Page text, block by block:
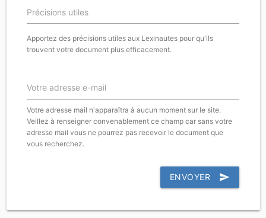
Précisions utiles
Apportez des précisions utiles aux Lexinautes pour qu'ils
trouvent votre document plus efficacement.
Votre adresse e-mail
Votre adresse mail n'apparaîtra à aucun moment sur le site.
Veillez à renseigner convenablement ce champ car sans votre
adresse mail vous ne pourrez pas recevoir le document que
vous recherchez.
ENVOYER send